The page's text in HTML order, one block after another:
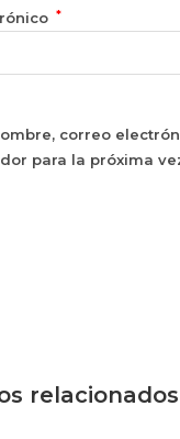
*
correo
para la próxima
relacionados